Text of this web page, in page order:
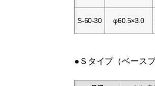
S-60-30 φ60.5×3.0
●Ｓタイプ（ベース